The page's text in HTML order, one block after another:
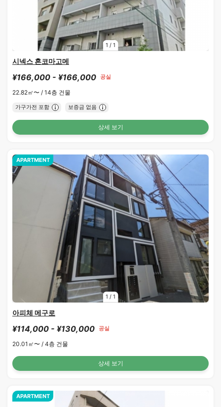
1 / 1
시넥스 혼코마고메
¥166,000 - ¥166,000 공실
22.82㎡〜 / 14층 건물
가구가전 포함 보증금 없음
상세 보기
1 / 1
APARTMENT
아피체 메구로
¥114,000 - ¥130,000 공실
20.01㎡〜 / 4층 건물
상세 보기
APARTMENT